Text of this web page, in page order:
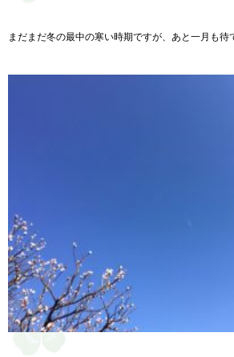
まだまだ冬の最中の寒い時期ですが、あと一月も待